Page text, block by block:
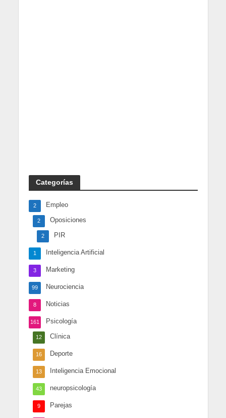
Categorías
Empleo
2
Oposiciones
2
PIR
2
Inteligencia Artificial
1
Marketing
3
Neurociencia
99
Noticias
8
Psicología
161
Clínica
12
Deporte
16
Inteligencia Emocional
13
neuropsicología
43
Parejas
9